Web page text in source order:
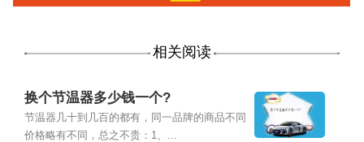
相关阅读
换个节温器多少钱一个?
节温器几十到几百的都有，同一品牌的商品不同
价格略有不同，总之不贵：1、...